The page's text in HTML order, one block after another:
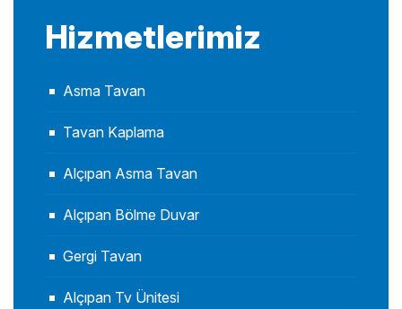
Hizmetlerimiz
Asma Tavan
Tavan Kaplama
Alçıpan Asma Tavan
Alçıpan Bölme Duvar
Gergi Tavan
Alçıpan Tv Ünitesi